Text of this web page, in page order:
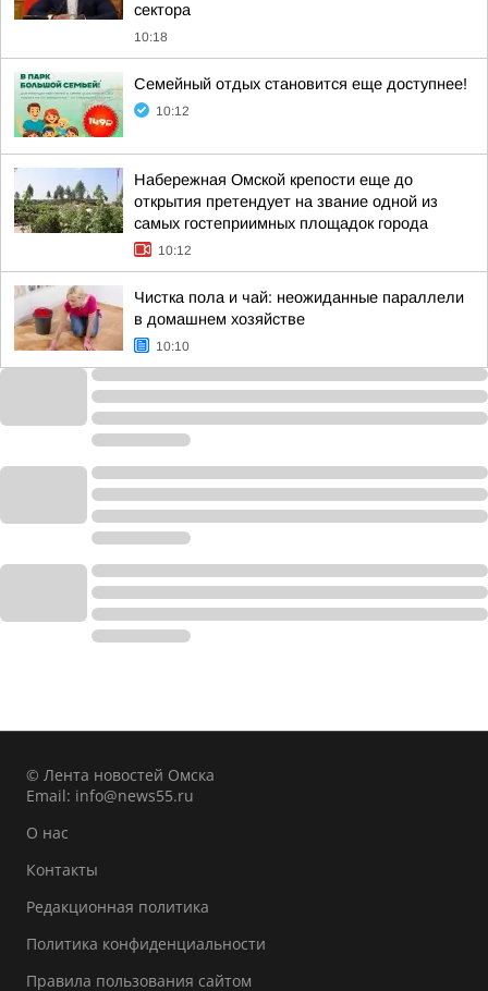
сектора
10:18
Семейный отдых становится еще доступнее!
10:12
Набережная Омской крепости еще до
открытия претендует на звание одной из
самых гостеприимных площадок города
10:12
Чистка пола и чай: неожиданные параллели
в домашнем хозяйстве
10:10
© Лента новостей Омска
Email: info@news55.ru
О нас
Контакты
Редакционная политика
Политика конфиденциальности
Правила пользования сайтом